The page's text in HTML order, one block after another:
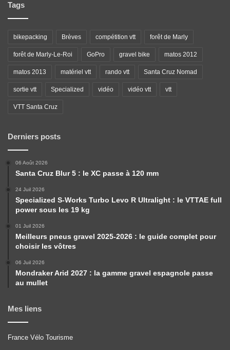
Tags
bikepacking Brèves compétition vtt forêt de Marly
forêt de Marly-Le-Roi GoPro gravel bike matos 2012
matos 2013 matériel vtt rando vtt Santa Cruz Nomad
sortie vtt Specialized vidéo vidéo vtt vtt
VTT Santa Cruz
Derniers posts
06 Août 2026
Santa Cruz Blur 5 : le XC passe à 120 mm
24 Juil 2026
Specialized S-Works Turbo Levo R Ultralight : le VTTAE full
power sous les 19 kg
01 Juil 2026
Meilleurs pneus gravel 2025-2026 : le guide complet pour
choisir les vôtres
06 Juil 2026
Mondraker Arid 2027 : la gamme gravel espagnole passe
au mullet
Mes liens
France Vélo Tourisme